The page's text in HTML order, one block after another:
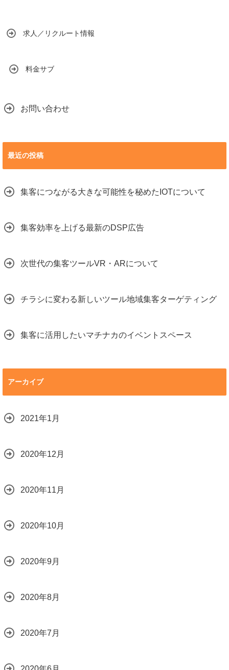
求人／リクルート情報
料金サブ
お問い合わせ
最近の投稿
集客につながる大きな可能性を秘めたIOTについて
集客効率を上げる最新のDSP広告
次世代の集客ツールVR・ARについて
チラシに変わる新しいツール地域集客ターゲティング
集客に活用したいマチナカのイベントスペース
アーカイブ
2021年1月
2020年12月
2020年11月
2020年10月
2020年9月
2020年8月
2020年7月